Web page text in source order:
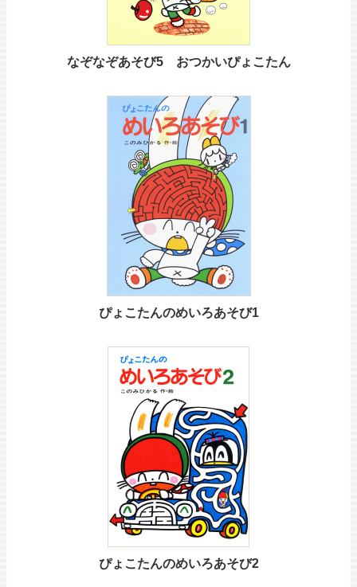
なぞなぞあそび5 おつかいぴょこたん
ぴょこたんのめいろあそび1
ぴょこたんのめいろあそび2